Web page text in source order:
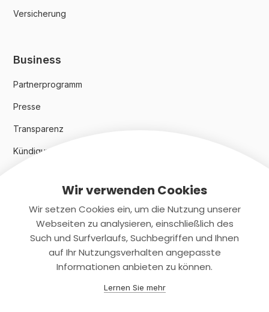
Versicherung
Business
Partnerprogramm
Presse
Transparenz
Kündigungsindex 2024
Rechtliches
Datenschutz
Wir verwenden Cookies
Wir setzen Cookies ein, um die Nutzung unserer
Webseiten zu analysieren, einschließlich des
Such und Surfverlaufs, Suchbegriffen und Ihnen
auf Ihr Nutzungsverhalten angepasste
Informationen anbieten zu können.
Lernen Sie mehr